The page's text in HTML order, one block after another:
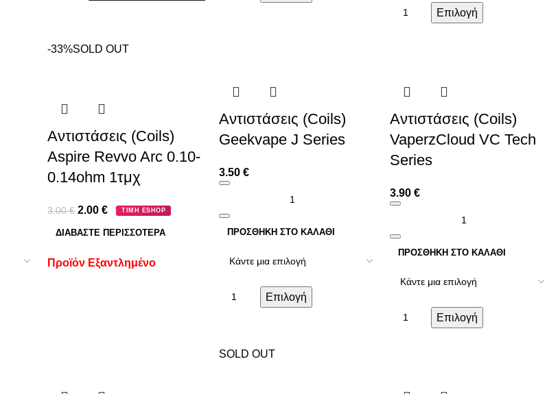
Επιλογή
-33%SOLD OUT
Αντιστάσεις (Coils)
Aspire Revvo Arc 0.10-
0.14ohm 1τμχ
3.00€ 2.00€ ΤΙΜΗ ESHOP
ΔΙΑΒΆΣΤΕ ΠΕΡΙΣΣΌΤΕΡΑ
Προϊόν Εξαντλημένο
Αντιστάσεις (Coils)
Geekvape J Series
3.50 €
ΠΡΟΣΘΉΚΗ ΣΤΟ ΚΑΛΆΘΙ
Επιλογή
Αντιστάσεις (Coils)
VaperzCloud VC Tech
Series
3.90€
ΠΡΟΣΘΉΚΗ ΣΤΟ ΚΑΛΆΘΙ
Επιλογή
SOLD OUT